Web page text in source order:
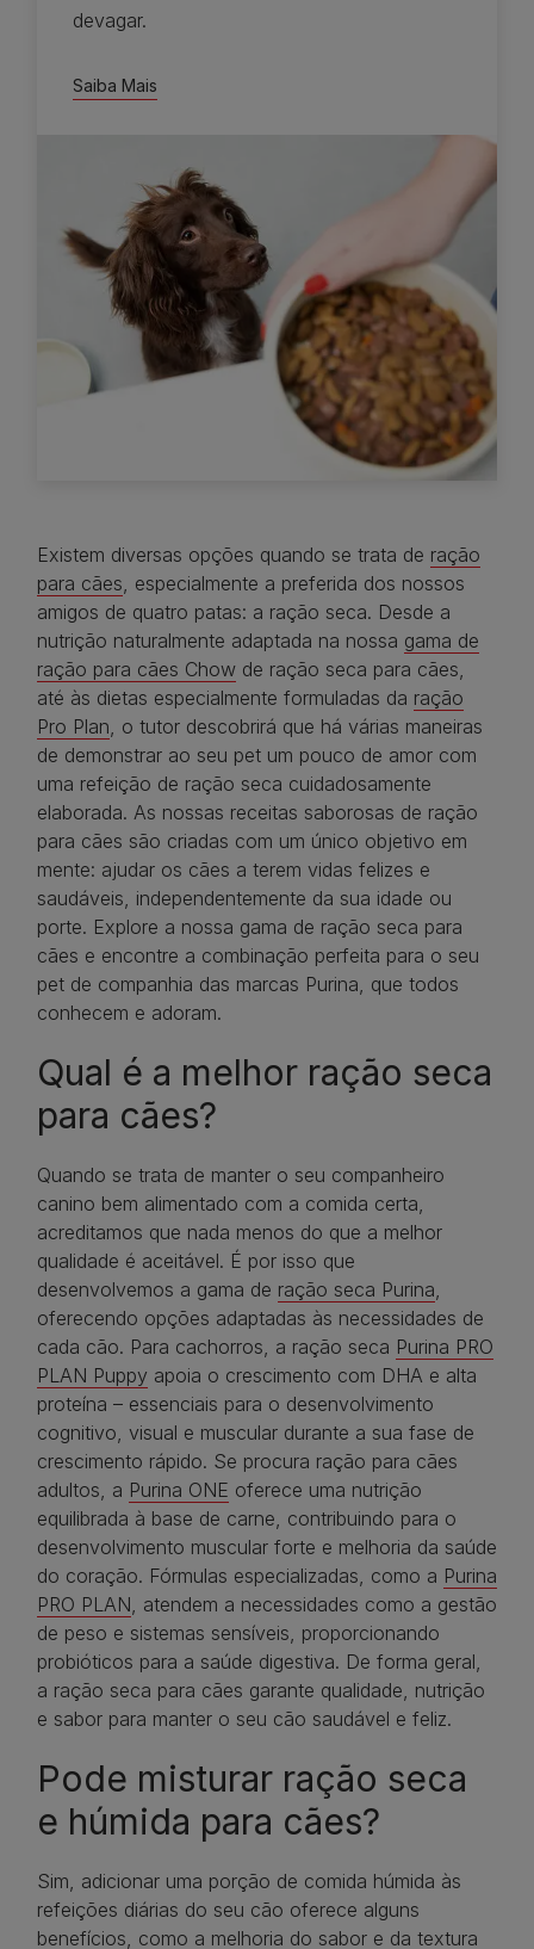
devagar.
Saiba Mais
Existem diversas opções quando se trata de ração
para cães, especialmente a preferida dos nossos
amigos de quatro patas: a ração seca. Desde a
nutrição naturalmente adaptada na nossa gama de
ração para cães Chow de ração seca para cães,
até às dietas especialmente formuladas da ração
Pro Plan, o tutor descobrirá que há várias maneiras
de demonstrar ao seu pet um pouco de amor com
uma refeição de ração seca cuidadosamente
elaborada. As nossas receitas saborosas de ração
para cães são criadas com um único objetivo em
mente: ajudar os cães a terem vidas felizes e
saudáveis, independentemente da sua idade ou
porte. Explore a nossa gama de ração seca para
cães e encontre a combinação perfeita para o seu
pet de companhia das marcas Purina, que todos
conhecem e adoram.
Qual é a melhor ração seca
para cães?
Quando se trata de manter o seu companheiro
canino bem alimentado com a comida certa,
acreditamos que nada menos do que a melhor
qualidade é aceitável. É por isso que
desenvolvemos a gama de ração seca Purina,
oferecendo opções adaptadas às necessidades de
cada cão. Para cachorros, a ração seca Purina PRO
PLAN Puppy apoia o crescimento com DHA e alta
proteína – essenciais para o desenvolvimento
cognitivo, visual e muscular durante a sua fase de
crescimento rápido. Se procura ração para cães
adultos, a Purina ONE oferece uma nutrição
equilibrada à base de carne, contribuindo para o
desenvolvimento muscular forte e melhoria da saúde
do coração. Fórmulas especializadas, como a Purina
PRO PLAN, atendem a necessidades como a gestão
de peso e sistemas sensíveis, proporcionando
probióticos para a saúde digestiva. De forma geral,
a ração seca para cães garante qualidade, nutrição
e sabor para manter o seu cão saudável e feliz.
Pode misturar ração seca
e húmida para cães?
Sim, adicionar uma porção de comida húmida às
refeições diárias do seu cão oferece alguns
benefícios, como a melhoria do sabor e da textura